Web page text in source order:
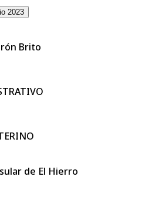
2023
Brito
de El Hierro